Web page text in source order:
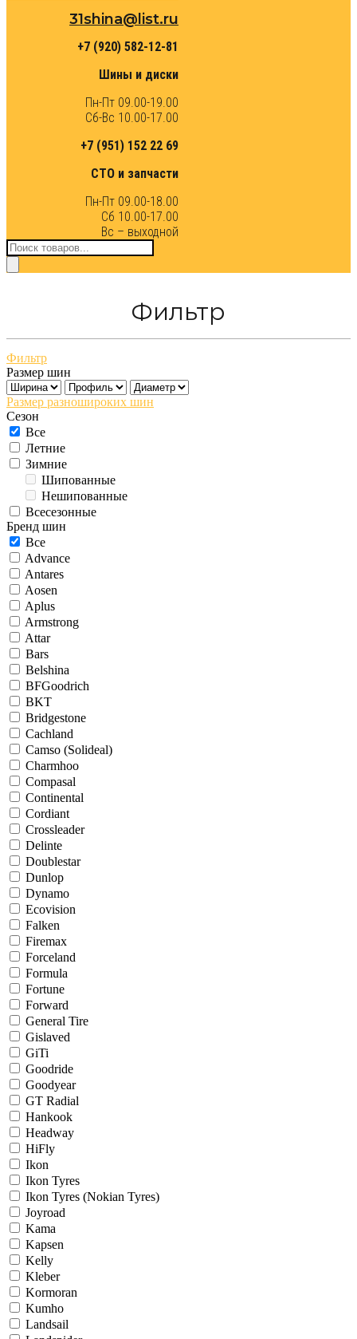
31shina@list.ru
+7 (920) 582-12-81
Шины и диски
Пн-Пт 09.00-19.00
Сб-Вс 10.00-17.00
+7 (951) 152 22 69
СТО и запчасти
Пн-Пт 09.00-18.00
Сб 10.00-17.00
Вс – выходной
Поиск
товаров
Фильтр
Фильтр
Размер шин
Размер разношироких шин
Сезон
Все
Летние
Зимние
Шипованные
Нешипованные
Всесезонные
Бренд шин
Все
Advance
Antares
Aosen
Aplus
Armstrong
Attar
Bars
Belshina
BFGoodrich
BKT
Bridgestone
Cachland
Camso (Solideal)
Charmhoo
Compasal
Continental
Cordiant
Crossleader
Delinte
Doublestar
Dunlop
Dynamo
Ecovision
Falken
Firemax
Forceland
Formula
Fortune
Forward
General Tire
Gislaved
GiTi
Goodride
Goodyear
GT Radial
Hankook
Headway
HiFly
Ikon
Ikon Tyres
Ikon Tyres (Nokian Tyres)
Joyroad
Kama
Kapsen
Kelly
Kleber
Kormoran
Kumho
Landsail